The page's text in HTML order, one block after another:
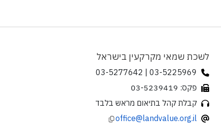
לשכת שמאי מקרקעין בישראל
03-5225969 | 03-5277642
פקס: 03-5239419
קבלת קהל בתיאום מראש בלבד
office@landvalue.org.il